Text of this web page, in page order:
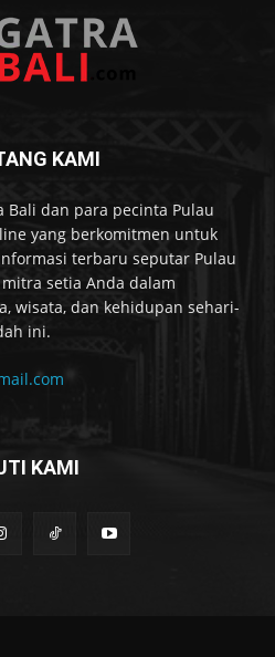
KAMI
Bali dan para pecinta Pulau
yang berkomitmen untuk
terbaru seputar Pulau
setia Anda dalam
wisata, dan kehidupan sehari-
ini.
KAMI